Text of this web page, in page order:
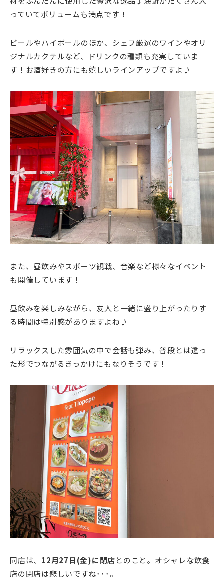
っていてボリュームも満点です！
ビールやハイボールのほか、シェフ厳選のワインやオリ
ジナルカクテルなど、ドリンクの種類も充実していま
す！お酒好きの方にも嬉しいラインアップですよ♪
また、昼飲みやスポーツ観戦、音楽など様々なイベント
も開催しています！
昼飲みを楽しみながら、友人と一緒に盛り上がったりす
る時間は特別感がありますよね♪
リラックスした雰囲気の中で会話も弾み、普段とは違っ
た形でつながるきっかけにもなりそうです！
同店は、 12月27日(金)に閉店とのこと。オシャレな飲食
店の閉店は悲しいですね･･･。